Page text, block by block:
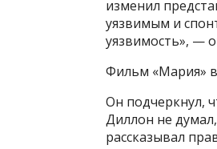
изменил
уязвимым и
уязвимость», —
Фильм «Мария»
Он подчеркнул,
Диллон не
рассказывал